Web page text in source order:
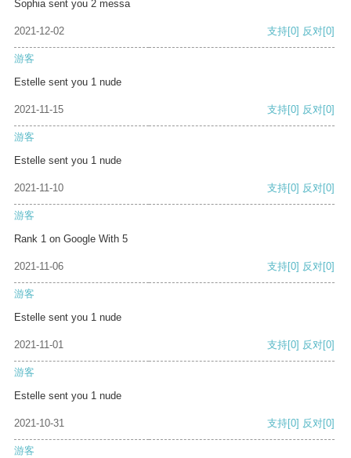
Sophia sent you 2 messa
2021-12-02 支持[0] 反对[0]
游客
Estelle sent you 1 nude
2021-11-15 支持[0] 反对[0]
游客
Estelle sent you 1 nude
2021-11-10 支持[0] 反对[0]
游客
Rank 1 on Google With 5
2021-11-06 支持[0] 反对[0]
游客
Estelle sent you 1 nude
2021-11-01 支持[0] 反对[0]
游客
Estelle sent you 1 nude
2021-10-31 支持[0] 反对[0]
游客